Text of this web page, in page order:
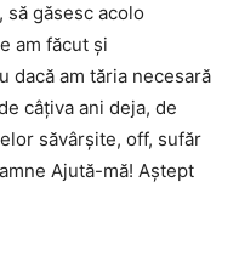
găsesc acolo
am făcut şi
dacă am tăria necesară
câţiva ani deja, de
săvârşite, off, sufăr
Ajută-mă! Aştept